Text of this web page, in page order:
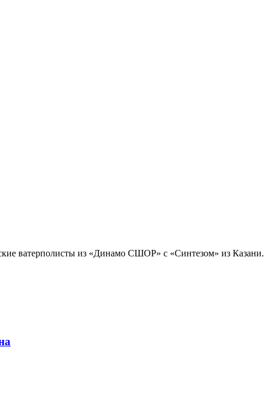
ватерполисты из «Динамо СШОР» с «Синтезом» из Казани.